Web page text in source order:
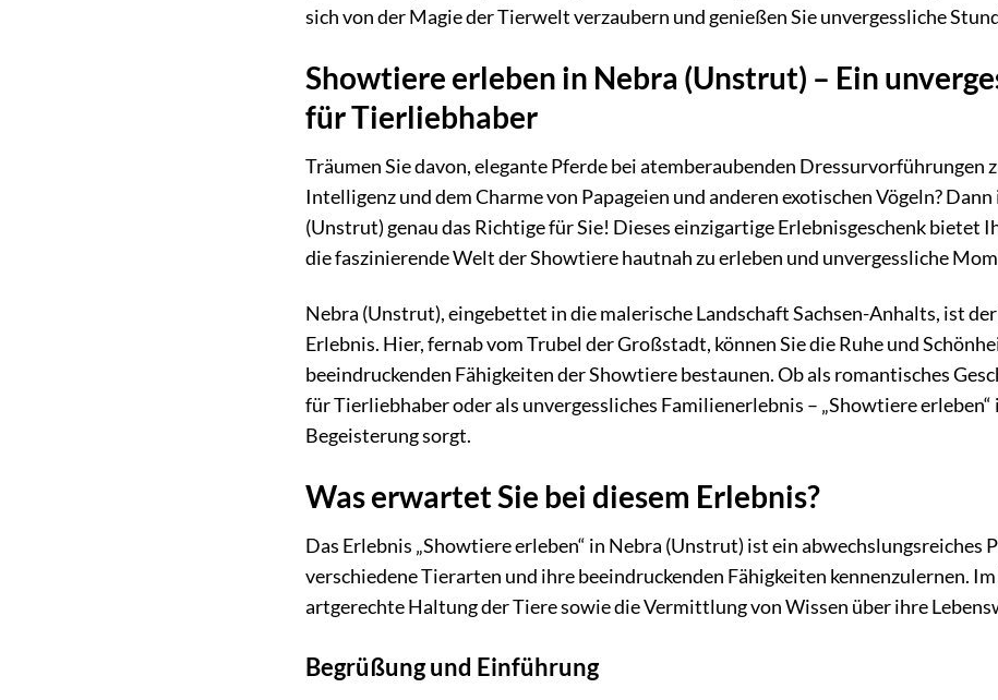
sich von der Magie der Tierwelt verzaubern und genießen Sie unvergessliche
Showtiere erleben in Nebra (Unstrut) – Ein
für Tierliebhaber
Träumen Sie davon, elegante Pferde bei atemberaubenden Dressurvorführungen
Intelligenz und dem Charme von Papageien und anderen exotischen Vögeln? Dann
(Unstrut) genau das Richtige für Sie! Dieses einzigartige Erlebnisgeschenk bietet
die faszinierende Welt der Showtiere hautnah zu erleben und unvergessliche
Nebra (Unstrut), eingebettet in die malerische Landschaft Sachsen-Anhalts, ist
Erlebnis. Hier, fernab vom Trubel der Großstadt, können Sie die Ruhe und
beeindruckenden Fähigkeiten der Showtiere bestaunen. Ob als romantisches
für Tierliebhaber oder als unvergessliches Familienerlebnis – „Showtiere
Begeisterung sorgt.
Was erwartet Sie bei diesem Erlebnis?
Das Erlebnis „Showtiere erleben“ in Nebra (Unstrut) ist ein abwechslungsreiches
verschiedene Tierarten und ihre beeindruckenden Fähigkeiten kennenzulernen.
artgerechte Haltung der Tiere sowie die Vermittlung von Wissen über ihre
Begrüßung und Einführung